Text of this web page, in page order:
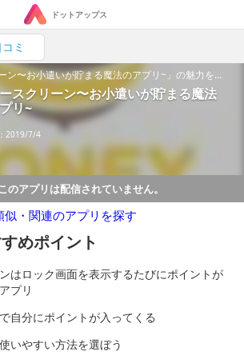
ドットアップス
ミ
アプリ「ハニースクリーン〜お小遣いが貯まる魔法のアプリ~」の魅力を紹介！
スクリーン〜お小遣いが貯まる魔法
リ~
2019/7/4
のアプリは配信されていません。
似・関連のアプリを探す
めポイント
はロック画面を表示するたびにポイントが
プリ
自分にポイントが入ってくる
いやすい方法を選ぼう